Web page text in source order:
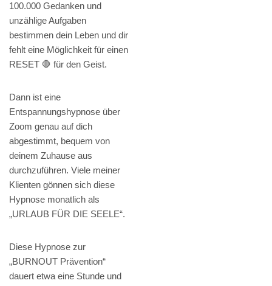
100.000 Gedanken und
unzählige Aufgaben
bestimmen dein Leben und dir
fehlt eine Möglichkeit für einen
RESET 🛑 für den Geist.
Dann ist eine
Entspannungshypnose über
Zoom genau auf dich
abgestimmt, bequem von
deinem Zuhause aus
durchzuführen. Viele meiner
Klienten gönnen sich diese
Hypnose monatlich als
„URLAUB FÜR DIE SEELE“.
Diese Hypnose zur
„BURNOUT Prävention“
dauert etwa eine Stunde und